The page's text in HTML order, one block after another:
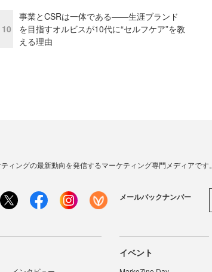
10
事業とCSRは一体である――生涯ブランド
を目指すオルビスが10代に“セルフケア”を教
える理由
ィングの最新動向を発信するマーケティング専門メディアです。
メールバックナンバー
イベント